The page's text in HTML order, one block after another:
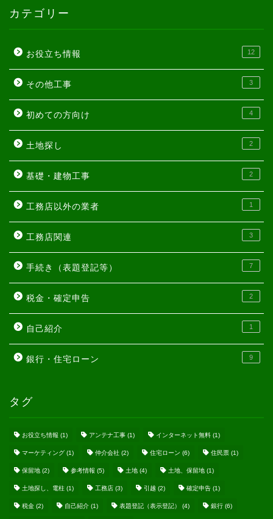
カテゴリー
お役立ち情報 12
その他工事 3
初めての方向け 4
土地探し 2
基礎・建物工事 2
工務店以外の業者 1
工務店関連 3
手続き（表題登記等） 7
税金・確定申告 2
自己紹介 1
銀行・住宅ローン 9
タグ
お役立ち情報 (1) アンテナ工事 (1) インターネット無料 (1)
マーケティング (1) 仲介会社 (2) 住宅ローン (6) 住民票 (1)
保留地 (2) 参考情報 (5) 土地 (4) 土地、保留地 (1)
土地探し、電柱 (1) 工務店 (3) 引越 (2) 確定申告 (1)
税金 (2) 自己紹介 (1) 表題登記（表示登記） (4) 銀行 (6)